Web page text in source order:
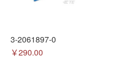
3-2061897-0
￥290.00